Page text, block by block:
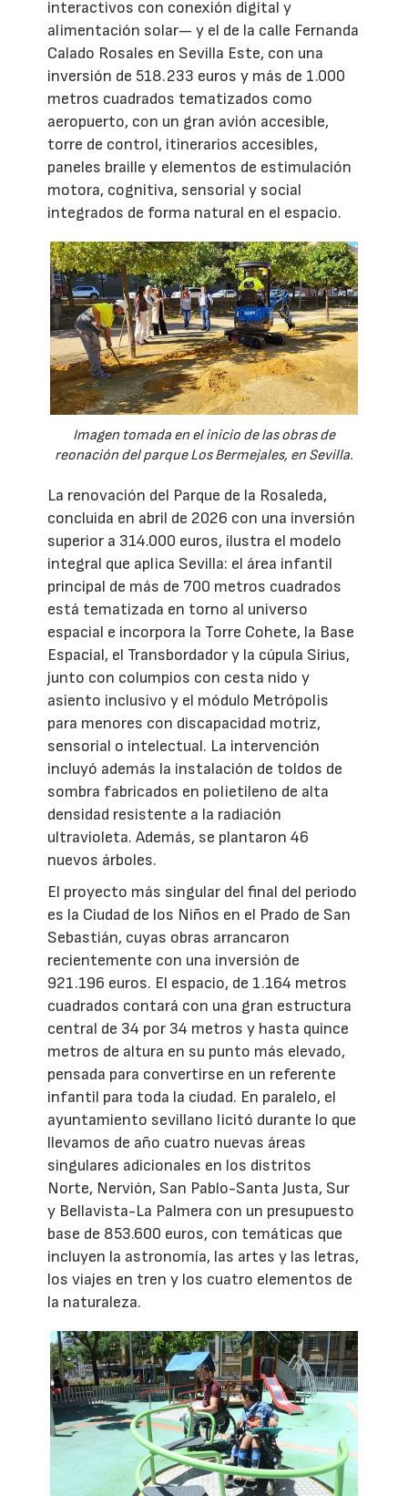
interactivos con conexión digital y
alimentación solar— y el de la calle Fernanda
Calado Rosales en Sevilla Este, con una
inversión de 518.233 euros y más de 1.000
metros cuadrados tematizados como
aeropuerto, con un gran avión accesible,
torre de control, itinerarios accesibles,
paneles braille y elementos de estimulación
motora, cognitiva, sensorial y social
integrados de forma natural en el espacio.
Imagen tomada en el inicio de las obras de
reonación del parque Los Bermejales, en Sevilla.
La renovación del Parque de la Rosaleda,
concluida en abril de 2026 con una inversión
superior a 314.000 euros, ilustra el modelo
integral que aplica Sevilla: el área infantil
principal de más de 700 metros cuadrados
está tematizada en torno al universo
espacial e incorpora la Torre Cohete, la Base
Espacial, el Transbordador y la cúpula Sirius,
junto con columpios con cesta nido y
asiento inclusivo y el módulo Metrópolis
para menores con discapacidad motriz,
sensorial o intelectual. La intervención
incluyó además la instalación de toldos de
sombra fabricados en polietileno de alta
densidad resistente a la radiación
ultravioleta. Además, se plantaron 46
nuevos árboles.
El proyecto más singular del final del periodo
es la Ciudad de los Niños en el Prado de San
Sebastián, cuyas obras arrancaron
recientemente con una inversión de
921.196 euros. El espacio, de 1.164 metros
cuadrados contará con una gran estructura
central de 34 por 34 metros y hasta quince
metros de altura en su punto más elevado,
pensada para convertirse en un referente
infantil para toda la ciudad. En paralelo, el
ayuntamiento sevillano licitó durante lo que
llevamos de año cuatro nuevas áreas
singulares adicionales en los distritos
Norte, Nervión, San Pablo-Santa Justa, Sur
y Bellavista-La Palmera con un presupuesto
base de 853.600 euros, con temáticas que
incluyen la astronomía, las artes y las letras,
los viajes en tren y los cuatro elementos de
la naturaleza.